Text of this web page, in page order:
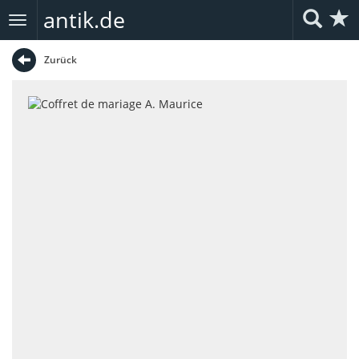
Toggle
navigation
antik.de
Zurück